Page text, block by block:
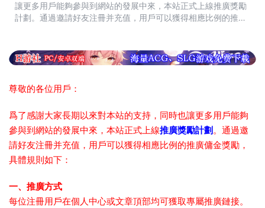
讓更多用戶能夠參與到網站的發展中來，本站正式上線推廣獎勵
計劃。通過邀請好友注冊并充值，用戶可以獲得相應比例的推廣
尊敬的各位用戶：
爲了感謝大家長期以來對本站的支持，同時也讓更多用戶能夠
參與到網站的發展中來，本站正式上線推廣獎勵計劃。通過邀
請好友注冊并充值，用戶可以獲得相應比例的推廣傭金獎勵，
具體規則如下：
一、推廣方式
每位注冊用戶在個人中心或文章頂部均可獲取專屬推廣鏈接。